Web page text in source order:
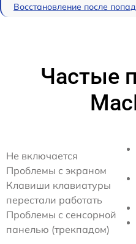
Восстановление после
Частые
Не включается
Проблемы с экраном
Клавиши клавиатуры
перестали работать
Проблемы с сенсорной
панелью (трекпадом)